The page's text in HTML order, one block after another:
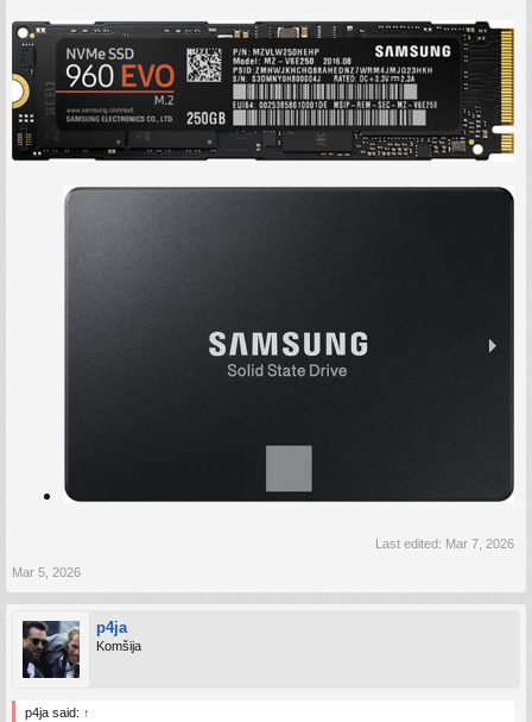
Last edited: Mar 7, 2026
Mar 5, 2026
p4ja
Komšija
p4ja said: ↑